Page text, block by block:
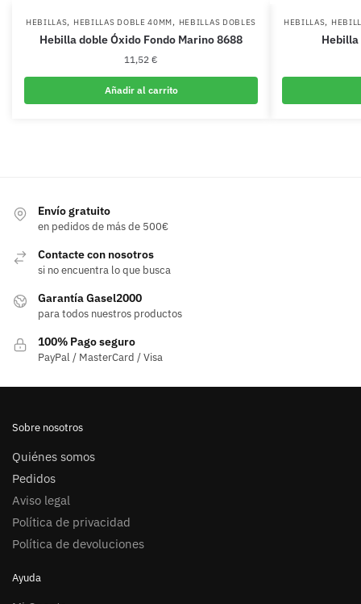
HEBILLAS, HEBILLAS DOBLE 40MM, HEBILLAS DOBLES
Hebilla doble Óxido Fondo Marino 8688
11,52 €
Añadir al carrito
HEBILLAS,
Hebilla
Envío gratuito
en pedidos de más de 500€
Contacte con nosotros
si no encuentra lo que busca
Garantía Gasel2000
para todos nuestros productos
100% Pago seguro
PayPal / MasterCard / Visa
Sobre nosotros
Quiénes somos
Pedidos
Aviso legal
Política de privacidad
Política de devoluciones
Ayuda